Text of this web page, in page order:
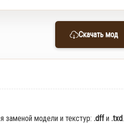
Скачать мод
заменой модели и текстур: .dffи .txd.